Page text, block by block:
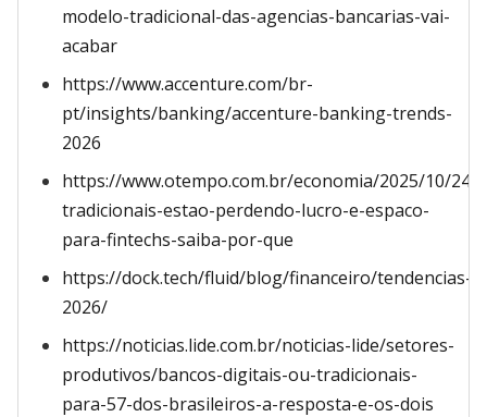
modelo-tradicional-das-agencias-bancarias-vai-
acabar
https://www.accenture.com/br-
pt/insights/banking/accenture-banking-trends-
2026
https://www.otempo.com.br/economia/2025/10/24/
tradicionais-estao-perdendo-lucro-e-espaco-
para-fintechs-saiba-por-que
https://dock.tech/fluid/blog/financeiro/tendencias-
2026/
https://noticias.lide.com.br/noticias-lide/setores-
produtivos/bancos-digitais-ou-tradicionais-
para-57-dos-brasileiros-a-resposta-e-os-dois